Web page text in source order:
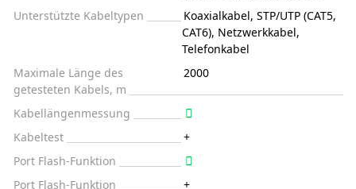
Unterstützte Kabeltypen
Koaxialkabel, STP/UTP (CAT5,
CAT6), Netzwerkkabel,
Telefonkabel
Maximale Länge des
getesteten Kabels, m
2000
Kabellängenmessung
Kabeltest
+
Port Flash-Funktion
Port Flash-Funktion
+